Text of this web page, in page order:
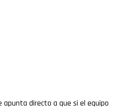
apunta directo a que si el equipo